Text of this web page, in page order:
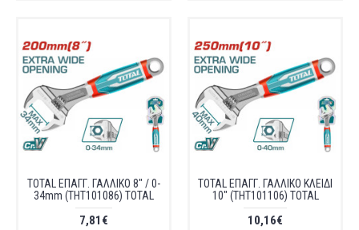
TOTAL ΕΠΑΓΓ. ΓΑΛΛΙΚΟ 8" / 0-
34mm (THT101086) TOTAL
7,81€
TOTAL ΕΠΑΓΓ. ΓΑΛΛΙΚΟ ΚΛΕΙΔΙ
10" (THT101106) TOTAL
10,16€